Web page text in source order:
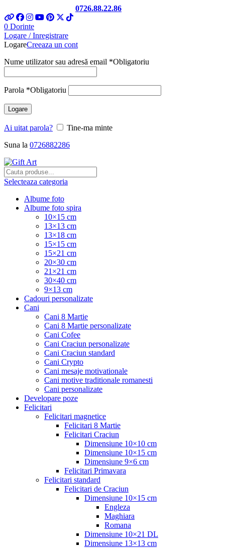
0726.88.22.86
0 Dorinte
Logare / Inregistrare
LogareCreeaza un cont
Nume utilizator sau adresă email *Obligatoriu
Parola *Obligatoriu
Logare
Ai uitat parola?
Tine-ma minte
Suna la 0726882286
Selecteaza categoria
Albume foto
Albume foto spira
10×15 cm
13×13 cm
13×18 cm
15×15 cm
15×21 cm
20×30 cm
21×21 cm
30×40 cm
9×13 cm
Cadouri personalizate
Cani
Cani 8 Martie
Cani 8 Martie personalizate
Cani Cofee
Cani Craciun personalizate
Cani Craciun standard
Cani Crypto
Cani mesaje motivationale
Cani motive traditionale romanesti
Cani personalizate
Developare poze
Felicitari
Felicitari magnetice
Felicitari 8 Martie
Felicitari Craciun
Dimensiune 10×10 cm
Dimensiune 10×15 cm
Dimensiune 9×6 cm
Felicitari Primavara
Felicitari standard
Felicitari de Craciun
Dimensiune 10×15 cm
Engleza
Maghiara
Romana
Dimensiune 10×21 DL
Dimensiune 13×13 cm